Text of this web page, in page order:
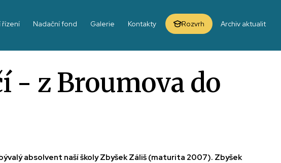
řízení Nadační fond Galerie Kontakty Rozvrh Archiv aktualit
- z Broumova do
absolvent naší školy Zbyšek Záliš (maturita 2007). Zbyšek